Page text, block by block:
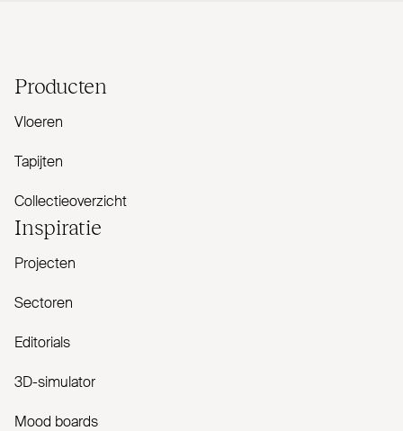
Producten
Vloeren
Tapijten
Collectieoverzicht
Inspiratie
Projecten
Sectoren
Editorials
3D-simulator
Mood boards